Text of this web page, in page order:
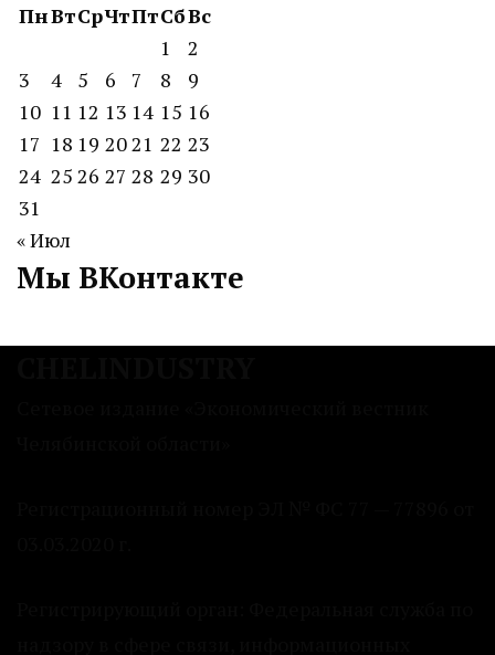
ПнВтСрЧтПтСбВс
1
2
3
4 5 6 7 8
9
10 11 12 13 14 15 16
17 18 19 2021 22 23
24 25 26 27 28 29 30
31
« Июл
Мы ВКонтакте